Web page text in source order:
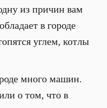
из причин вам
в городе
углем, котлы
много машин.
о том, что в